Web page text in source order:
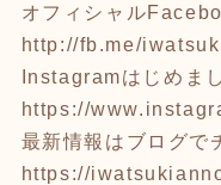
オフィシャル
http://fb.me/
Instagramはじめま
https://
最新情報はブログで
https://